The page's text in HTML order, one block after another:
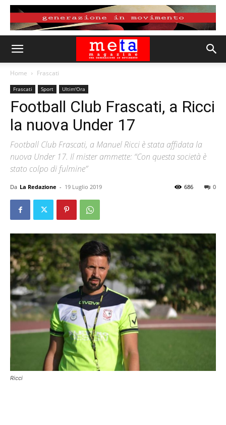
Home Frascati
Frascati Sport Ultim'Ora
Football Club Frascati, a Ricci
la nuova Under 17
Football Club Frascati, a Manuel Ricci è stata affidata la
nuova Under 17. Il mister ammette: “Con questa società è
stato colpo di fulmine”
Da La Redazione - 19 Luglio 2019 0
686
Ricci